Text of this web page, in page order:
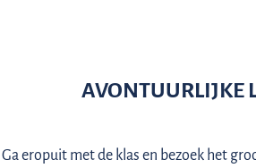
AVONTUURLIJKE
Ga eropuit met de klas en bezoek het